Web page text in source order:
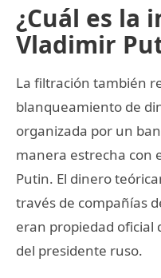
¿Cuál es la
Vladimir
La filtración también
blanqueamiento de
organizada por un
manera estrecha con
Putin. El dinero
través de compañías
eran propiedad oficial
del presidente ruso.